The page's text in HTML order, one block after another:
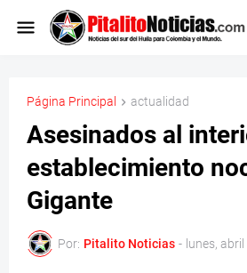
Página Principal actualidad
Asesinados al
establecimiento
Gigante
Por: Pitalito Noticias - lunes,